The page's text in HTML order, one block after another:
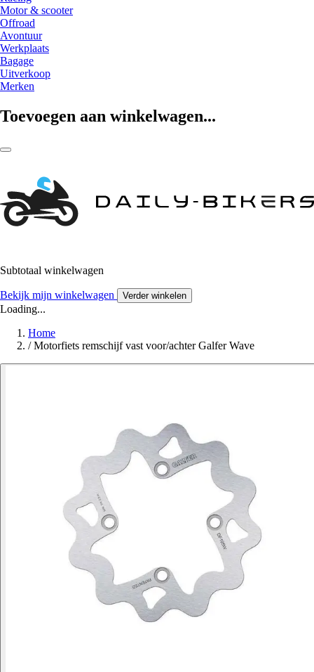
Motor & scooter
Offroad
Avontuur
Werkplaats
Bagage
Uitverkoop
Merken
Toevoegen aan winkelwagen...
Subtotaal winkelwagen
Bekijk mijn winkelwagen Verder winkelen
Loading...
Home
/ Motorfiets remschijf vast voor/achter Galfer Wave